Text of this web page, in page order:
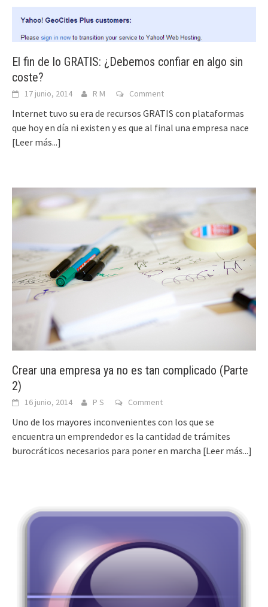
El fin de lo GRATIS: ¿Debemos confiar en algo sin
coste?
17 junio, 2014 R M Comment
Internet tuvo su era de recursos GRATIS con plataformas
que hoy en día ni existen y es que al final una empresa nace
[Leer más...]
Crear una empresa ya no es tan complicado (Parte
2)
16 junio, 2014 P S Comment
Uno de los mayores inconvenientes con los que se
encuentra un emprendedor es la cantidad de trámites
burocráticos necesarios para poner en marcha [Leer más...]